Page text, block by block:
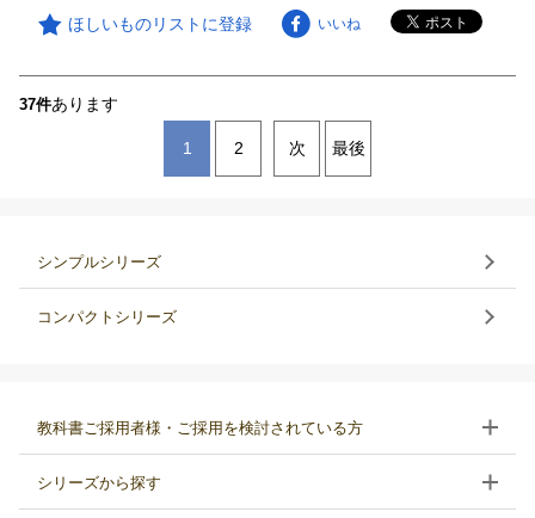
ほしいものリストに登録 いいね
37件あります
1 2 次 最後
シンプルシリーズ
コンパクトシリーズ
教科書ご採用者様・ご採用を検討されている方
シリーズから探す